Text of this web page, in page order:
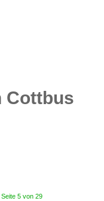
Cottbus
Seite 5 von 29